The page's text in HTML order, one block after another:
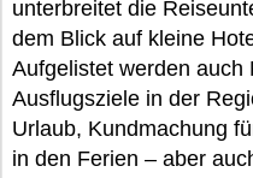
unterbreitet die
dem Blick auf kleine
Aufgelistet werden auch
Ausflugsziele in der
Urlaub, Kundmachung
in den Ferien – aber